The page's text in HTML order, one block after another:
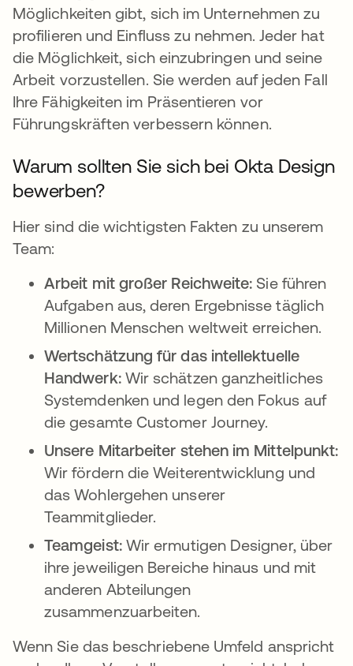
Möglichkeiten gibt, sich im Unternehmen zu
profilieren und Einfluss zu nehmen. Jeder hat
die Möglichkeit, sich einzubringen und seine
Arbeit vorzustellen. Sie werden auf jeden Fall
Ihre Fähigkeiten im Präsentieren vor
Führungskräften verbessern können.
Warum sollten Sie sich bei Okta Design
bewerben?
Hier sind die wichtigsten Fakten zu unserem
Team:
Arbeit mit großer Reichweite: Sie führen
Aufgaben aus, deren Ergebnisse täglich
Millionen Menschen weltweit erreichen.
Wertschätzung für das intellektuelle
Handwerk:Wir schätzen ganzheitliches
Systemdenken und legen den Fokus auf
die gesamte Customer Journey.
Unsere Mitarbeiter stehen im Mittelpunkt:
Wir fördern die Weiterentwicklung und
das Wohlergehen unserer
Teammitglieder.
Teamgeist:Wir ermutigen Designer, über
ihre jeweiligen Bereiche hinaus und mit
anderen Abteilungen
zusammenzuarbeiten.
Wenn Sie das beschriebene Umfeld anspricht